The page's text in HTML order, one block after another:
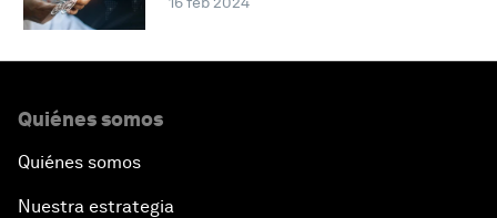
Quiénes somos
Quiénes somos
Nuestra estrategia